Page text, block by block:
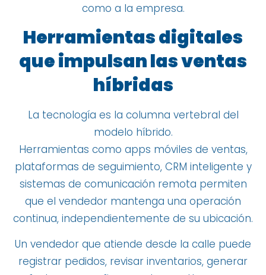
como a la empresa.
Herramientas digitales
que impulsan las ventas
híbridas
La tecnología es la columna vertebral del
modelo híbrido.
Herramientas como apps móviles de ventas,
plataformas de seguimiento, CRM inteligente y
sistemas de comunicación remota permiten
que el vendedor mantenga una operación
continua, independientemente de su ubicación.
Un vendedor que atiende desde la calle puede
registrar pedidos, revisar inventarios, generar